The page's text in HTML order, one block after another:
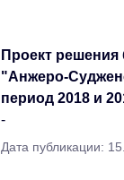
Проект
"Анжеро-
период 2018 и
-
Дата публикации: